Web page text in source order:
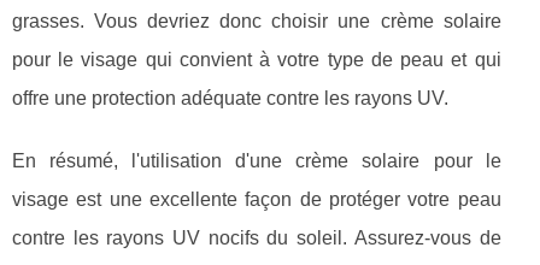
grasses. Vous devriez donc choisir une crème solaire
pour le visage qui convient à votre type de peau et qui
offre une protection adéquate contre les rayons UV.
En résumé, l'utilisation d'une crème solaire pour le
visage est une excellente façon de protéger votre peau
contre les rayons UV nocifs du soleil. Assurez-vous de